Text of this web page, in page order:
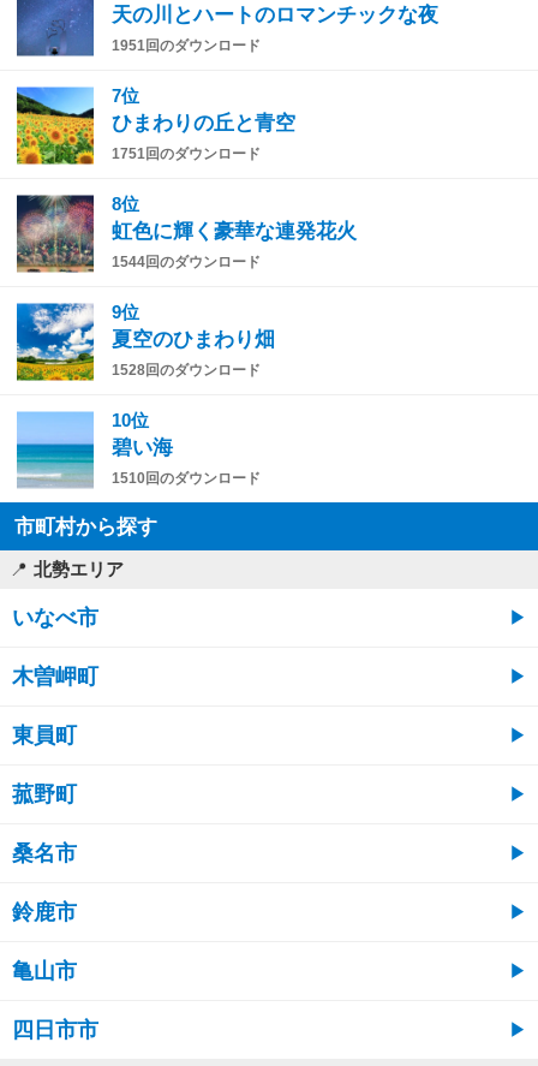
天の川とハートのロマンチックな夜
1951回のダウンロード
7位
ひまわりの丘と青空
1751回のダウンロード
8位
虹色に輝く豪華な連発花火
1544回のダウンロード
9位
夏空のひまわり畑
1528回のダウンロード
10位
碧い海
1510回のダウンロード
市町村から探す
北勢エリア
いなべ市
木曽岬町
東員町
菰野町
桑名市
鈴鹿市
亀山市
四日市市